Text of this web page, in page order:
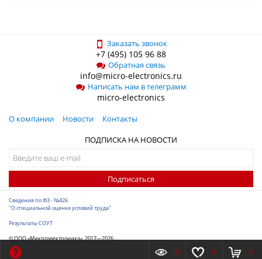
Заказать звонок
+7 (495) 105 96 88
Обратная связь
info@micro-electronics.ru
Написать нам в телеграмм
micro-electronics
О компании Новости
Контакты
ПОДПИСКА НА НОВОСТИ
Подписаться
Сведения по ФЗ - №426
"О специальной оценке условий труда"
Результаты СОУТ
© ООО «Микроэлектроника», 2017—2026
Разработка сайта
0 0 0